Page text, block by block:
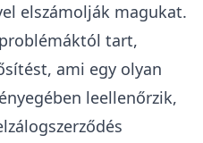
elszámolják magukat.
tart,
, ami egy olyan
leellenőrzik,